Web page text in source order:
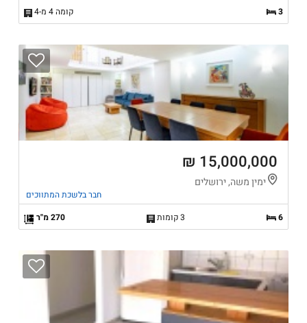
3 קומה 4 מ-4
15,000,000 ₪
ימין משה, ירושלים
חבר בלשכת המתווכים
6
3 קומות 270 מ"ר